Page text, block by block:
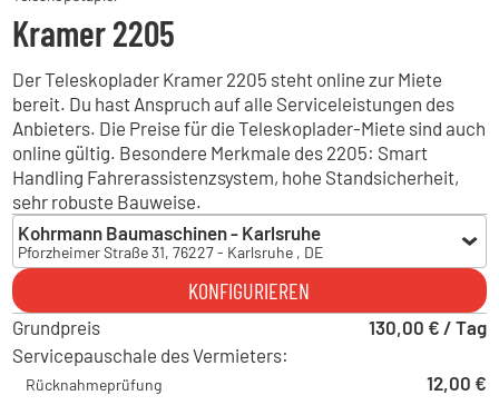
Kramer 2205
Der Teleskoplader Kramer 2205 steht online zur Miete
bereit. Du hast Anspruch auf alle Serviceleistungen des
Anbieters. Die Preise für die Teleskoplader-Miete sind auch
online gültig. Besondere Merkmale des 2205: Smart
Handling Fahrerassistenzsystem, hohe Standsicherheit,
sehr robuste Bauweise.
Kohrmann Baumaschinen - Karlsruhe
Pforzheimer Straße 31, 76227 - Karlsruhe , DE
Kohrmann Baumaschinen - Karlsruhe
Pforzheimer Straße 31, 76227 - Karlsruhe , DE
Kohrmann Baumaschinen - Albbruck
Gewerbestraße 32, 79774 - Albbruck , DE
Kohrmann Baumaschinen - Auggen
Am Bärenacker 4, 79424 - Auggen , DE
KONFIGURIEREN
Grundpreis
130,00 € / Tag
Servicepauschale des Vermieters:
Rücknahmeprüfung 12,00 €